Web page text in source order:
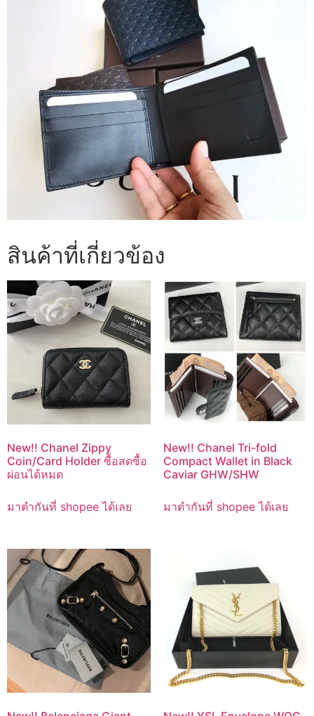
สินค้าที่เกี่ยวข้อง
New!! Chanel Zippy
Coin/Card Holder ซื้อสดซื้อ
ผ่อนได้หมด
มาตำกันที่ shopee ได้เลย
New!! Chanel Tri-fold
Compact Wallet in Black
Caviar GHW/SHW
มาตำกันที่ shopee ได้เลย